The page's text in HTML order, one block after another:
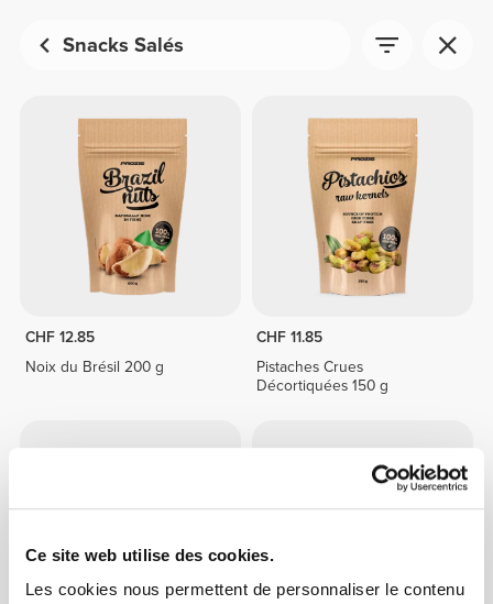
Ce site web utilise des cookies.
Les cookies nous permettent de personnaliser le contenu
Snacks Salés
CHF 12.85
Noix du Brésil 200 g
CHF 11.85
Pistaches Crues
Décortiquées 150 g